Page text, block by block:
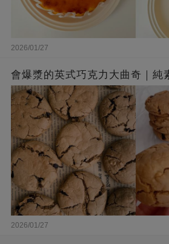
2026/01/27
會爆漿的英式巧克力大曲奇｜純
2026/01/27